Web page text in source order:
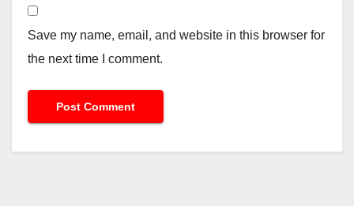
Save my name, email, and website in this browser for
the next time I comment.